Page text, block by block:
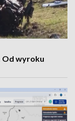
Od wyroku